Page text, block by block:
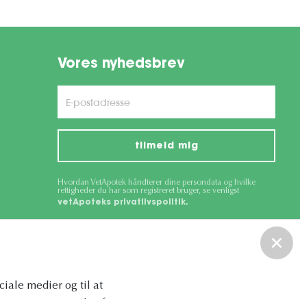
medier og til at
Vores nyhedsbrev
tilmeld mig
Hvordan VetApotek håndterer dine persondata og hvilke
rettigheder du har som registreret bruger, se venligst
vetApoteks privatlivspolitik.